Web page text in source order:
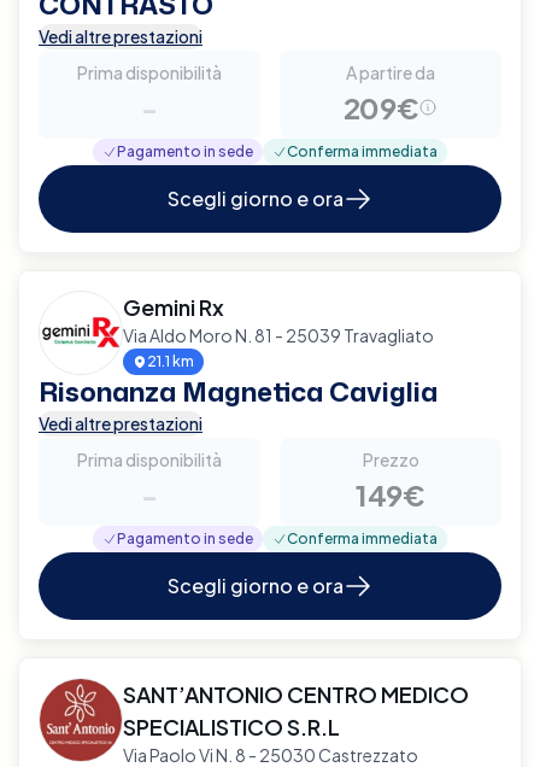
Vedi altre prestazioni
Prima disponibilità
-
A partire da
209€
Pagamento in sede Conferma immediata
Scegli giorno e ora
Gemini Rx
Via Aldo Moro N. 81 - 25039 Travagliato
21.1 km
Risonanza Magnetica Caviglia
Vedi altre prestazioni
Prima disponibilità
-
Prezzo
149€
Pagamento in sede Conferma immediata
Scegli giorno e ora
SANT’ANTONIO CENTRO MEDICO
SPECIALISTICO S.R.L
Via Paolo Vi N. 8 - 25030 Castrezzato